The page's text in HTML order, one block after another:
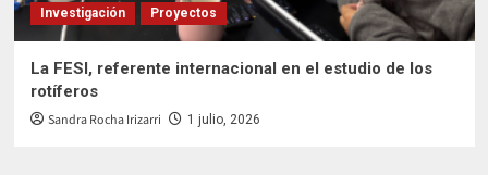
Investigación
Proyectos
La FESI, referente internacional en el estudio de los
rotíferos
Sandra Rocha Irizarri 1 julio, 2026